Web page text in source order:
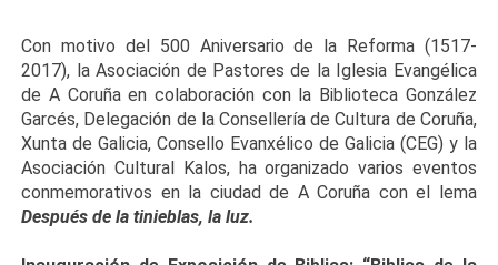
Con motivo del 500 Aniversario de la Reforma (1517-
2017), la Asociación de Pastores de la Iglesia Evangélica
de A Coruña en colaboración con la Biblioteca González
Garcés, Delegación de la Consellería de Cultura de Coruña,
Xunta de Galicia, Consello Evanxélico de Galicia (CEG) y la
Asociación Cultural Kalos, ha organizado varios eventos
conmemorativos en la ciudad de A Coruña con el lema
Después de la tinieblas, la luz.